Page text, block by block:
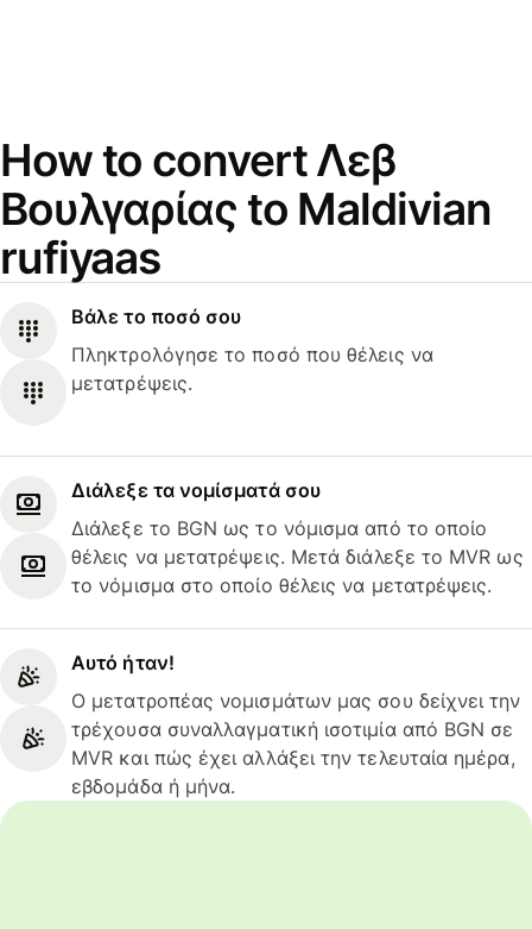
How to convert Λεβ
Βουλγαρίας to Maldivian
rufiyaas
Βάλε το ποσό σου
Πληκτρολόγησε το ποσό που θέλεις να
μετατρέψεις.
Διάλεξε τα νομίσματά σου
Διάλεξε το BGN ως το νόμισμα από το οποίο
θέλεις να μετατρέψεις. Μετά διάλεξε το MVR ως
το νόμισμα στο οποίο θέλεις να μετατρέψεις.
Αυτό ήταν!
Ο μετατροπέας νομισμάτων μας σου δείχνει την
τρέχουσα συναλλαγματική ισοτιμία από BGN σε
MVR και πώς έχει αλλάξει την τελευταία ημέρα,
εβδομάδα ή μήνα.